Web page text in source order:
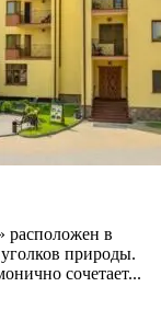
расположен в
природы.
сочетает...